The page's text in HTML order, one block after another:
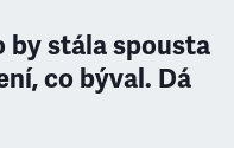
by stála spousta
co býval. Dá